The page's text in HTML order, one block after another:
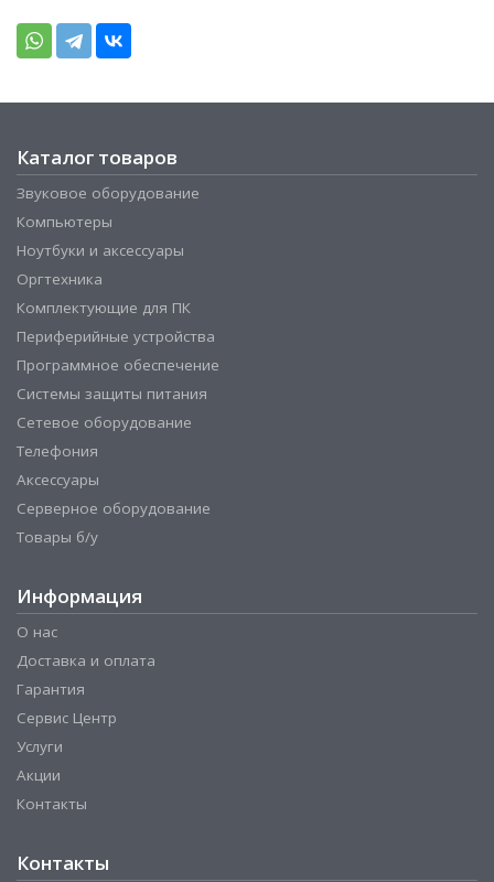
Каталог товаров
Звуковое оборудование
Компьютеры
Ноутбуки и аксессуары
Оргтехника
Комплектующие для ПК
Периферийные устройства
Программное обеспечение
Системы защиты питания
Сетевое оборудование
Телефония
Аксессуары
Серверное оборудование
Товары б/у
Информация
О нас
Доставка и оплата
Гарантия
Сервис Центр
Услуги
Акции
Контакты
Контакты